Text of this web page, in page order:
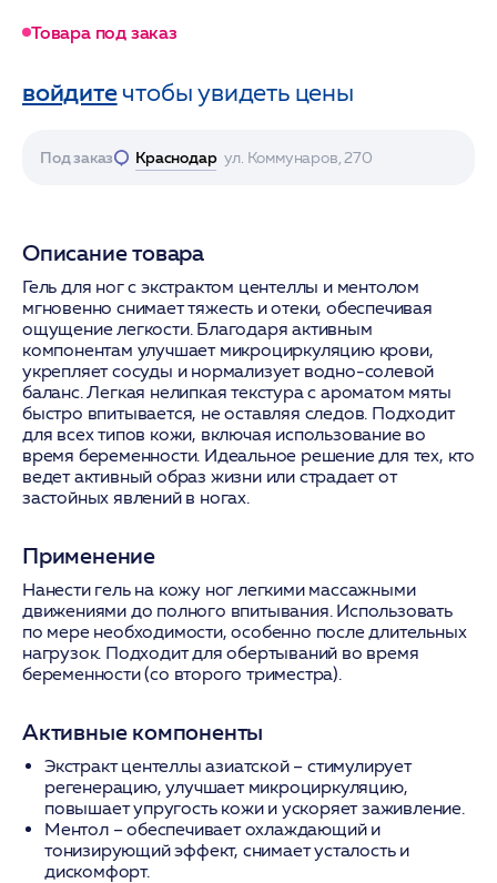
Товара под заказ
войдитечтобы увидеть цены
Под заказ Краснодар ул. Коммунаров, 270
Описание товара
Гель для ног с экстрактом центеллы и ментолом
мгновенно снимает тяжесть и отеки, обеспечивая
ощущение легкости. Благодаря активным
компонентам улучшает микроциркуляцию крови,
укрепляет сосуды и нормализует водно-солевой
баланс. Легкая нелипкая текстура с ароматом мяты
быстро впитывается, не оставляя следов. Подходит
для всех типов кожи, включая использование во
время беременности. Идеальное решение для тех, кто
ведет активный образ жизни или страдает от
застойных явлений в ногах.
Применение
Нанести гель на кожу ног легкими массажными
движениями до полного впитывания. Использовать
по мере необходимости, особенно после длительных
нагрузок. Подходит для обертываний во время
беременности (со второго триместра).
Активные компоненты
Экстракт центеллы азиатской– стимулирует
регенерацию, улучшает микроциркуляцию,
повышает упругость кожи и ускоряет заживление.
Ментол– обеспечивает охлаждающий и
тонизирующий эффект, снимает усталость и
дискомфорт.